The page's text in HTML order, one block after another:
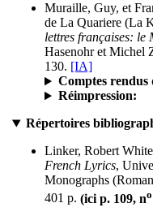
Muraille, Guy, et
de La Quariere (La
lettres françaises: le
Hasenohr et Michel
130. [IA]
Comptes rendus
Réimpression:
Répertoires
Linker, Robert
French Lyrics,
Monographs
401 p. (ici p. 109, no